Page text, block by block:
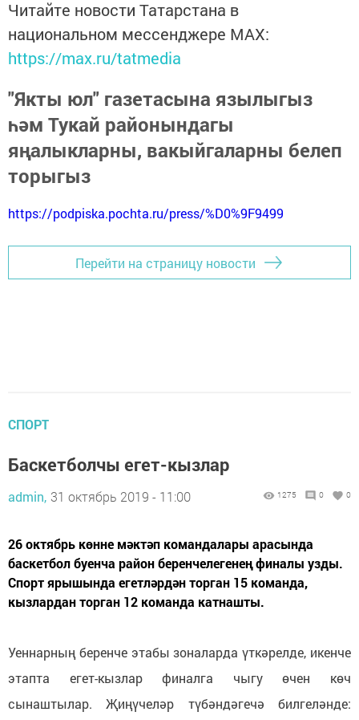
Читайте новости Татарстана в
национальном мессенджере MАХ:
https://max.ru/tatmedia
"Якты юл" газетасына язылыгыз
һәм Тукай районындагы
яңалыкларны, вакыйгаларны белеп
торыгыз
https://podpiska.pochta.ru/press/%D0%9F9499
Перейти на страницу новости
СПОРТ
Баскетболчы егет-кызлар
admin, 31 октябрь 2019 - 11:00 1275 0 0
26 октябрь көнне мәктәп командалары арасында
баскетбол буенча район беренчелегенең финалы узды.
Спорт ярышында егетләрдән торган 15 команда,
кызлардан торган 12 команда катнашты.
Уеннарның беренче этабы зоналарда үткәрелде, икенче
этапта егет-кызлар финалга чыгу өчен көч
сынаштылар. Җиңүчеләр түбәндәгечә билгеләнде: